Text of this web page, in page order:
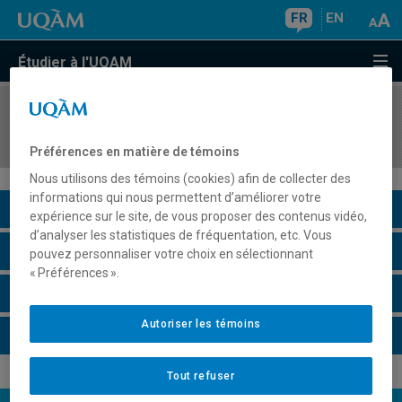
FR EN
Étudier à l'UQAM
COURS//
Description du cours
Horaire - Été 2026
Préférences en matière de témoins
Nous utilisons des témoins (cookies) afin de collecter des
informations qui nous permettent d’améliorer votre
expérience sur le site, de vous proposer des contenus vidéo,
d’analyser les statistiques de fréquentation, etc. Vous
pouvez personnaliser votre choix en sélectionnant
« Préférences ».
Tout refuser
Autoriser les témoins